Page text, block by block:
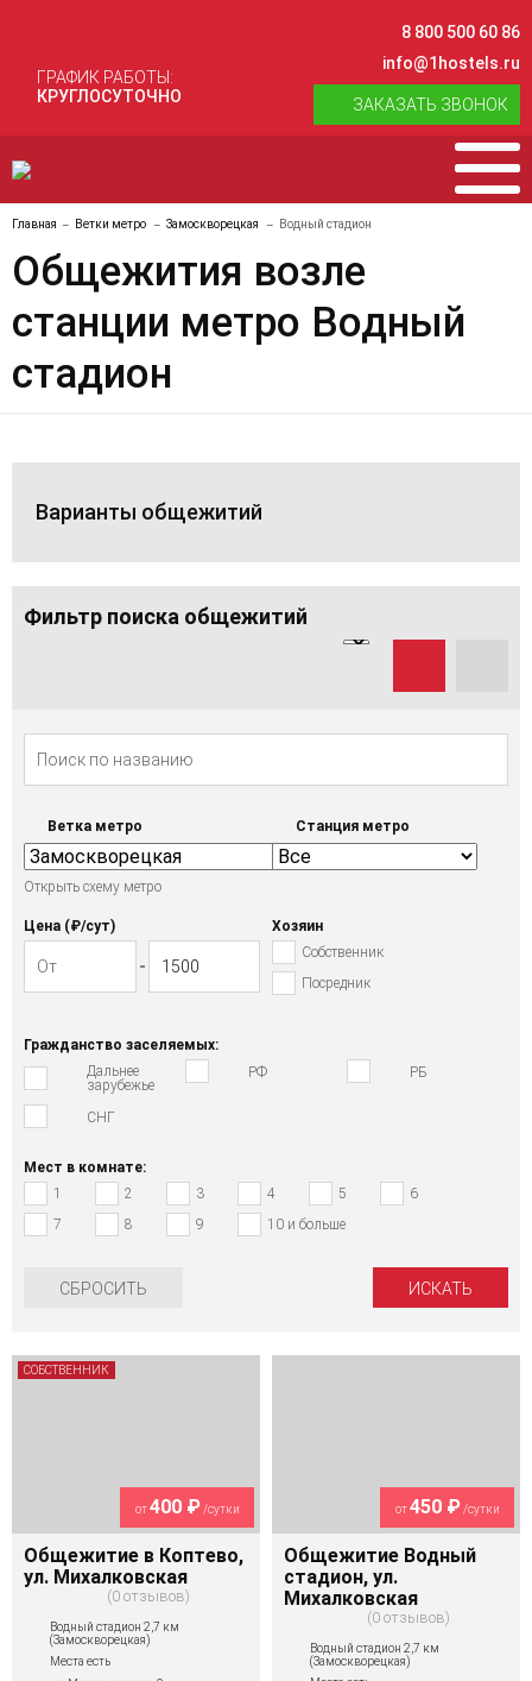
ГРАФИК РАБОТЫ:
КРУГЛОСУТОЧНО
8 800 500 60 86
info@1hostels.ru
ЗАКАЗАТЬ ЗВОНОК
Главная Ветки метро Замоскворецкая Водный стадион
Общежития возле
станции метро Водный
стадион
Варианты общежитий
Фильтр поиска общежитий
Ветка метро
Открыть схему метро
Станция метро
Цена (₽/cут)
Хозяин
Собственник
Посредник
Гражданство заселяемых:
Дальнее
зарубежье
РФ РБ
СНГ
Мест в комнате:
1
2 3 4 5
6
7
8 9 10 и больше
СБРОСИТЬ
от400 ₽/сутки
Общежитие в Коптево,
ул. Михалковская
0 отзывов
Водный стадион 2,7 км
(Замоскворецкая)
Места есть
СОБСТВЕННИК
от450 ₽/сутки
Общежитие Водный
стадион, ул.
Михалковская
0 отзывов
Водный стадион 2,7 км
(Замоскворецкая)